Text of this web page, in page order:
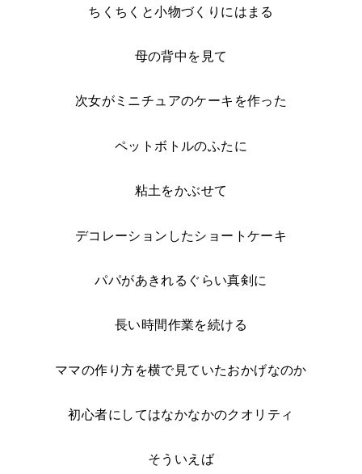
ちくちくと小物づくりにはまる
母の背中を見て
次女がミニチュアのケーキを作った
ペットボトルのふたに
粘土をかぶせて
デコレーションしたショートケーキ
パパがあきれるぐらい真剣に
長い時間作業を続ける
ママの作り方を横で見ていたおかげなのか
初心者にしてはなかなかのクオリティ
そういえば